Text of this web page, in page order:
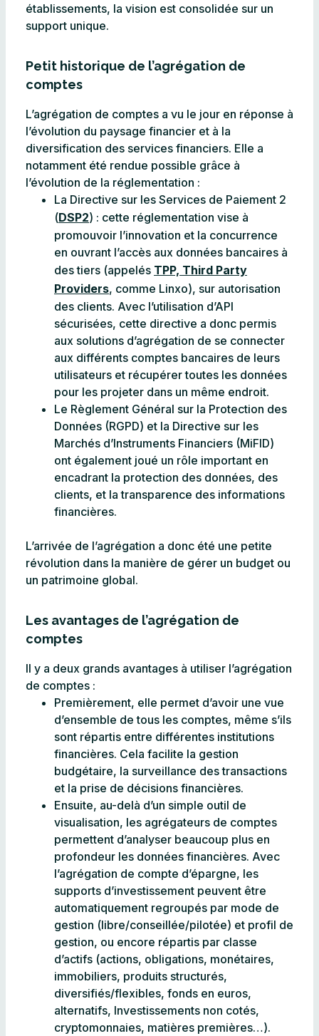
établissements, la vision est consolidée sur un
support unique.
Petit historique de l’agrégation de
comptes
L’agrégation de comptes a vu le jour en réponse à
l’évolution du paysage financier et à la
diversification des services financiers. Elle a
notamment été rendue possible grâce à
l’évolution de la réglementation :
La Directive sur les Services de Paiement 2
(DSP2) : cette réglementation vise à
promouvoir l’innovation et la concurrence
en ouvrant l’accès aux données bancaires à
des tiers (appelés TPP, Third Party
Providers, comme Linxo), sur autorisation
des clients. Avec l’utilisation d’API
sécurisées, cette directive a donc permis
aux solutions d’agrégation de se connecter
aux différents comptes bancaires de leurs
utilisateurs et récupérer toutes les données
pour les projeter dans un même endroit.
Le Règlement Général sur la Protection des
Données (RGPD) et la Directive sur les
Marchés d’Instruments Financiers (MiFID)
ont également joué un rôle important en
encadrant la protection des données, des
clients, et la transparence des informations
financières.
L’arrivée de l’agrégation a donc été une petite
révolution dans la manière de gérer un budget ou
un patrimoine global.
Les avantages de l’agrégation de
comptes
Il y a deux grands avantages à utiliser l’agrégation
de comptes :
Premièrement, elle permet d’avoir une vue
d’ensemble de tous les comptes, même s’ils
sont répartis entre différentes institutions
financières. Cela facilite la gestion
budgétaire, la surveillance des transactions
et la prise de décisions financières.
Ensuite, au-delà d’un simple outil de
visualisation, les agrégateurs de comptes
permettent d’analyser beaucoup plus en
profondeur les données financières. Avec
l’agrégation de compte d’épargne, les
supports d’investissement peuvent être
automatiquement regroupés par mode de
gestion (libre/conseillée/pilotée) et profil de
gestion, ou encore répartis par classe
d’actifs (actions, obligations, monétaires,
immobiliers, produits structurés,
diversifiés/flexibles, fonds en euros,
alternatifs, Investissements non cotés,
cryptomonnaies, matières premières…).